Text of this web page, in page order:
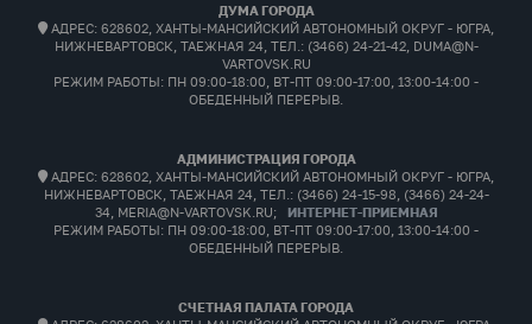
ДУМА ГОРОДА
АДРЕС: 628602, ХАНТЫ-МАНСИЙСКИЙ АВТОНОМНЫЙ ОКРУГ - ЮГРА,
НИЖНЕВАРТОВСК, ТАЕЖНАЯ 24, ТЕЛ.: (3466) 24-21-42, DUMA@N-
VARTOVSK.RU
РЕЖИМ РАБОТЫ: ПН 09:00-18:00, ВТ-ПТ 09:00-17:00, 13:00-14:00 -
ОБЕДЕННЫЙ ПЕРЕРЫВ.
АДМИНИСТРАЦИЯ ГОРОДА
АДРЕС: 628602, ХАНТЫ-МАНСИЙСКИЙ АВТОНОМНЫЙ ОКРУГ - ЮГРА,
НИЖНЕВАРТОВСК, ТАЕЖНАЯ 24, ТЕЛ.: (3466) 24-15-98, (3466) 24-24-
34, MERIA@N-VARTOVSK.RU;
ИНТЕРНЕТ-ПРИЕМНАЯ
РЕЖИМ РАБОТЫ: ПН 09:00-18:00, ВТ-ПТ 09:00-17:00, 13:00-14:00 -
ОБЕДЕННЫЙ ПЕРЕРЫВ.
СЧЕТНАЯ ПАЛАТА ГОРОДА